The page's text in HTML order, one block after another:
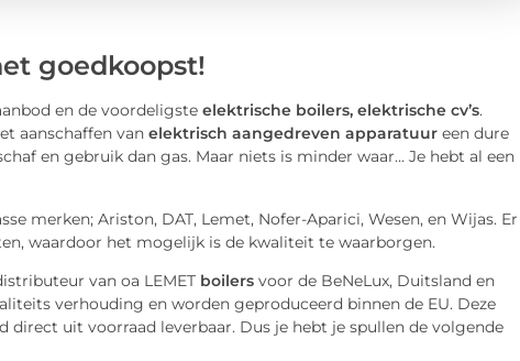
goedkoopst!
en de voordeligste elektrische boilers, elektrische cv’s.
aanschaffen vanelektrisch aangedreven apparatuureen dure
en gebruik dan gas. Maar niets is minder waar… Je hebt al een
merken; Ariston, DAT, Lemet, Nofer-Aparici, Wesen, en Wijas. Er
waardoor het mogelijk is de kwaliteit te waarborgen.
van oa LEMETboilers voor de BeNeLux, Duitsland en
verhouding en worden geproduceerd binnen de EU. Deze
uit voorraad leverbaar. Dus je hebt je spullen de volgende